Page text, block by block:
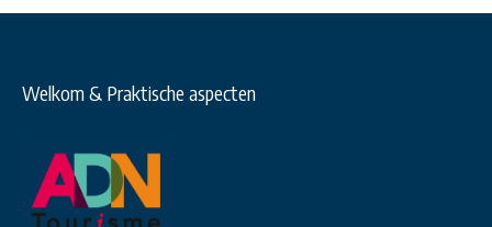
Welkom & Praktische aspecten